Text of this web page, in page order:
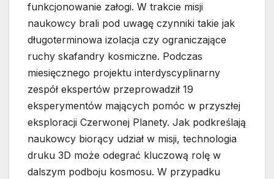
funkcjonowanie załogi. W trakcie misji
naukowcy brali pod uwagę czynniki takie jak
długoterminowa izolacja czy ograniczające
ruchy skafandry kosmiczne. Podczas
miesięcznego projektu interdyscyplinarny
zespół ekspertów przeprowadził 19
eksperymentów mających pomóc w przyszłej
eksploracji Czerwonej Planety. Jak podkreślają
naukowcy biorący udział w misji, technologia
druku 3D może odegrać kluczową rolę w
dalszym podboju kosmosu. W przypadku